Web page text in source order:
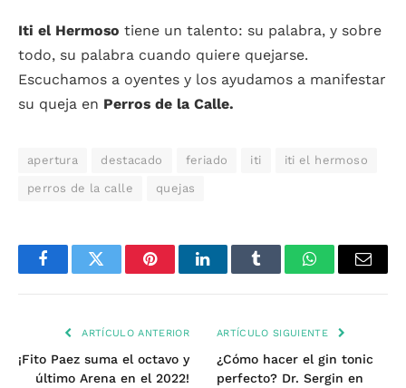
Iti el Hermoso tiene un talento: su palabra, y sobre
todo, su palabra cuando quiere quejarse.
Escuchamos a oyentes y los ayudamos a manifestar
su queja en Perros de la Calle.
apertura destacado feriado iti iti el hermoso
perros de la calle quejas
FacebookTwitter PinterestLinkedInTumblr WhatsAppEmail
ARTÍCULO ANTERIOR
¡Fito Paez suma el octavo y
último Arena en el 2022!
ARTÍCULO SIGUIENTE
¿Cómo hacer el gin tonic
perfecto? Dr. Sergin en